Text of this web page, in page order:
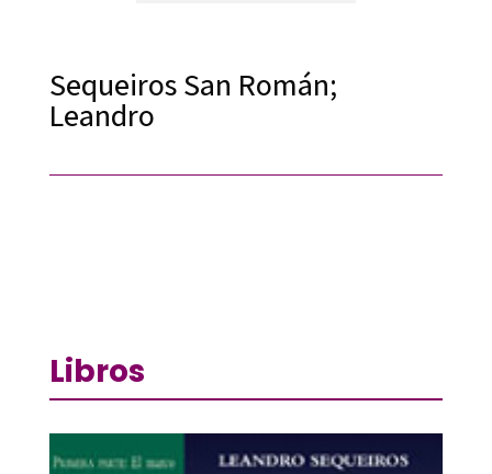
Sequeiros San Román;
Leandro
Libros